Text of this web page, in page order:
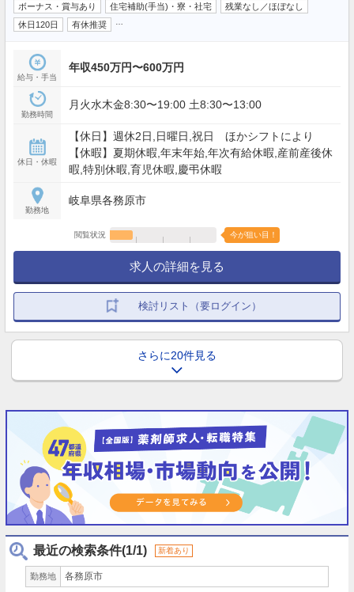
ボーナス・賞与あり
住宅補助(手当)・寮・社宅
残業なし／ほぼなし
休日120日
有休推奨
給与・手当
年収450万円〜600万円
勤務時間
月火水木金8:30〜19:00 土8:30〜13:00
休日・休暇
【休日】週休2日,日曜日,祝日 ほかシフトにより
【休暇】夏期休暇,年末年始,年次有給休暇,産前産後休
暇,特別休暇,育児休暇,慶弔休暇
勤務地
岐阜県各務原市
閲覧状況 今が狙い目！
求人の詳細を見る
検討リスト（要ログイン）
さらに20件見る
最近の検索条件(1/1) 新着あり
勤務地 各務原市